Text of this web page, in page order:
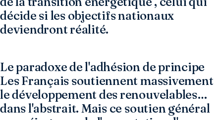
décide si les objectifs nationaux
deviendront réalité.
Le paradoxe de l'adhésion de principe
Les Français soutiennent massivement
le développement des renouvelables…
dans l'abstrait. Mais ce soutien général